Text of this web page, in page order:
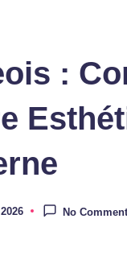
:
No